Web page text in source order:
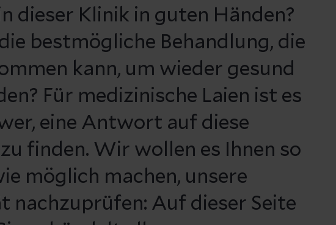
dieser Klinik in guten Händen?
bestmögliche Behandlung, die
kann, um wieder gesund
Für medizinische Laien ist es
eine Antwort auf diese
zu finden. Wir wollen es Ihnen so
möglich machen, unsere
nachzuprüfen: Auf dieser Seite